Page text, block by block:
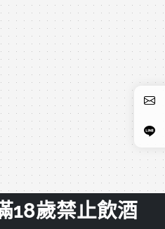
18歲禁止飲酒